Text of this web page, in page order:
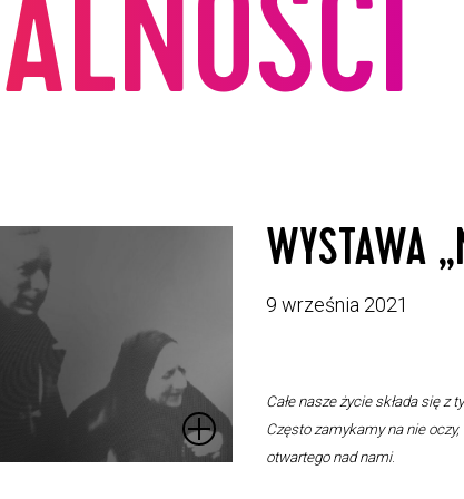
WYSTAWA
9 września 2021
Całe nasze życie składa się z
Często zamykamy na nie
otwartego nad nami.